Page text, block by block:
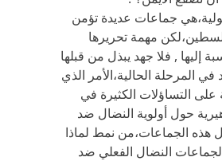
جماعات عديدة تؤمن
مهمة تحريرها
إليها , فلا جهد يبذل من قبلها
المرحلة الحالية،الأمر الذي
التساؤلات الكثيرة في
حول أولوية النضال ضد
هذه الجماعات،من نمط لماذا
النضال الفعلي ضد